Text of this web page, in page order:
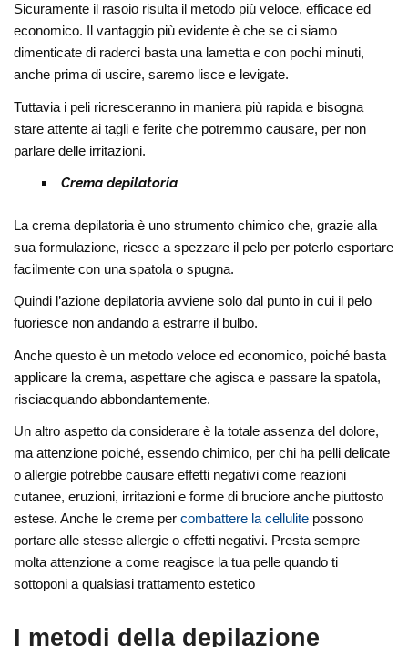
Sicuramente il rasoio risulta il metodo più veloce, efficace ed
economico. Il vantaggio più evidente è che se ci siamo
dimenticate di raderci basta una lametta e con pochi minuti,
anche prima di uscire, saremo lisce e levigate.
Tuttavia i peli ricresceranno in maniera più rapida e bisogna
stare attente ai tagli e ferite che potremmo causare, per non
parlare delle irritazioni.
Crema depilatoria
La crema depilatoria è uno strumento chimico che, grazie alla
sua formulazione, riesce a spezzare il pelo per poterlo esportare
facilmente con una spatola o spugna.
Quindi l’azione depilatoria avviene solo dal punto in cui il pelo
fuoriesce non andando a estrarre il bulbo.
Anche questo è un metodo veloce ed economico, poiché basta
applicare la crema, aspettare che agisca e passare la spatola,
risciacquando abbondantemente.
Un altro aspetto da considerare è la totale assenza del dolore,
ma attenzione poiché, essendo chimico, per chi ha pelli delicate
o allergie potrebbe causare effetti negativi come reazioni
cutanee, eruzioni, irritazioni e forme di bruciore anche piuttosto
estese. Anche le creme percombattere la cellulite possono
portare alle stesse allergie o effetti negativi. Presta sempre
molta attenzione a come reagisce la tua pelle quando ti
sottoponi a qualsiasi trattamento estetico
I metodi della depilazione